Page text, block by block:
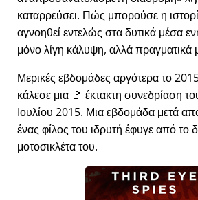
καταρρεύσει. Πώς μπορούσε η
αγνοηθεί εντελώς στα δυτικά μέσα
μόνο λίγη κάλυψη, αλλά πραγματικά
Μερικές εβδομάδες αργότερα το
κάλεσε μια 🚩 έκτακτη συνεδρίαση
Ιουλίου 2015. Μια εβδομάδα μετά
ένας φίλος του ιδρυτή έφυγε από το
μοτοσικλέτα του.